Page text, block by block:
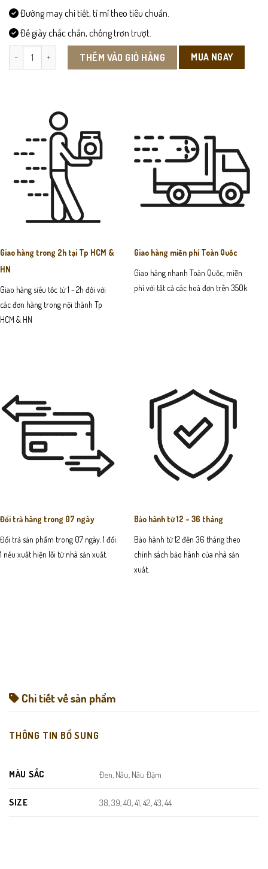
Đường may chi tiết, tỉ mỉ theo tiêu chuẩn.
Đế giày chắc chắn, chống trơn trượt.
L468 - Giày Lười Da Bò số lượngTHÊM VÀO GIỎ HÀNG MUA NGAY
Giao hàng trong 2h tại Tp HCM &
HN
Giao hàng siêu tốc từ 1 - 2h đối với
các đơn hàng trong nội thành Tp
HCM & HN
Giao hàng miễn phí Toàn Quốc
Giao hàng nhanh Toàn Quốc, miễn
phí với tất cả các hoá đơn trên 350k
Đổi trả hàng trong 07 ngày
Đổi trả sản phẩm trong 07 ngày. 1 đổi
1 nếu xuất hiện lỗi từ nhà sản xuất.
Bảo hành từ 12 - 36 tháng
Bảo hành từ 12 đến 36 tháng theo
chính sách bảo hành của nhà sản
xuất.
Chi tiết về sản phẩm
THÔNG TIN BỔ SUNG
MÀU SẮC Đen, Nâu, Nâu Đậm
SIZE 38, 39, 40, 41, 42, 43, 44